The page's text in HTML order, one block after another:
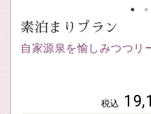
素泊まりプラン
自家源泉を愉しみつつリ
税込